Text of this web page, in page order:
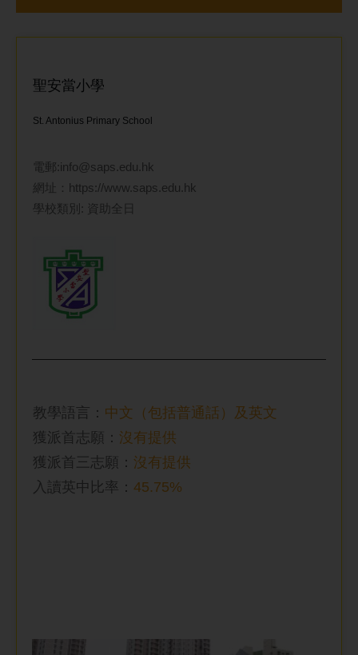
聖安當小學
St. Antonius Primary School
電郵:info@saps.edu.hk
網址： https://www.saps.edu.hk
學校類別: 資助全日
教學語言： 中文（包括普通話）及英文
獲派首志願： 沒有提供
獲派首三志願： 沒有提供
入讀英中比率 ： 45.75%